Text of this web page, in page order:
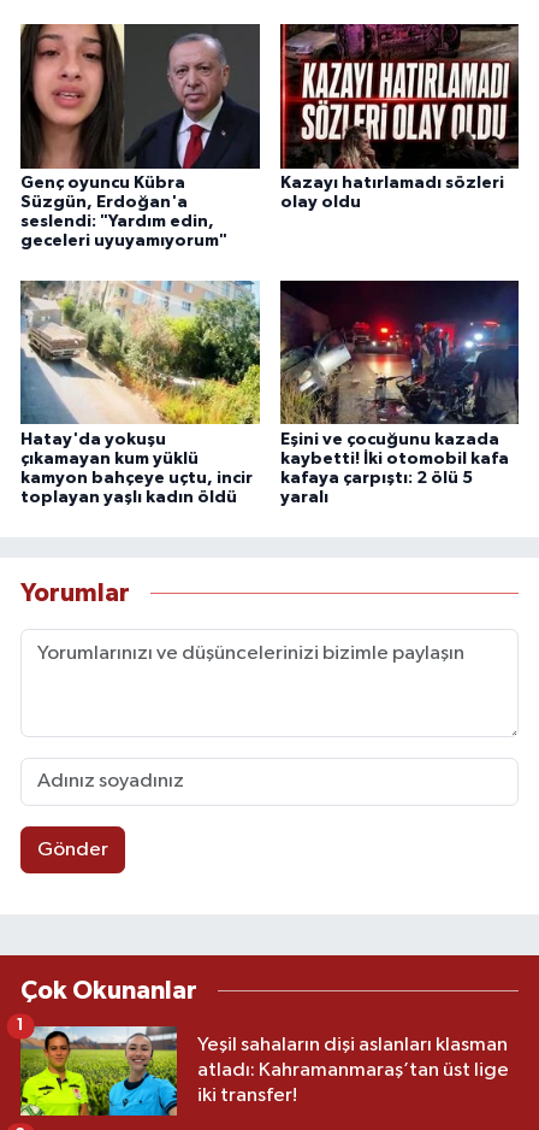
Genç oyuncu Kübra
Süzgün, Erdoğan'a
seslendi: "Yardım edin,
geceleri uyuyamıyorum"
Kazayı hatırlamadı sözleri
olay oldu
Hatay'da yokuşu
çıkamayan kum yüklü
kamyon bahçeye uçtu, incir
toplayan yaşlı kadın öldü
Eşini ve çocuğunu kazada
kaybetti! İki otomobil kafa
kafaya çarpıştı: 2 ölü 5
yaralı
Yorumlar
Gönder
Çok Okunanlar
Yeşil sahaların dişi aslanları klasman
atladı: Kahramanmaraş’tan üst lige
iki transfer!